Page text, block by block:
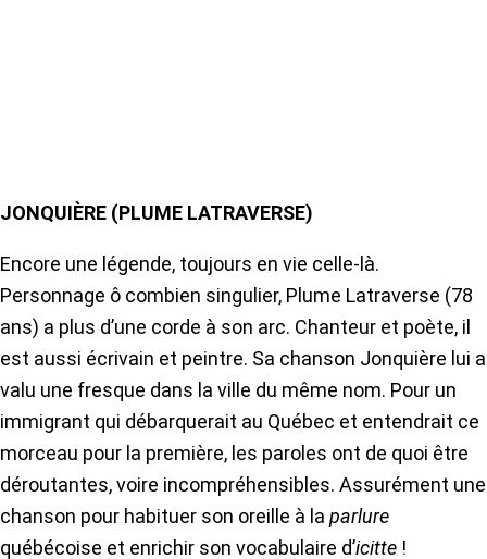
JONQUIÈRE (PLUME LATRAVERSE)
Encore une légende, toujours en vie celle-là.
Personnage ô combien singulier, Plume Latraverse (78
ans) a plus d’une corde à son arc. Chanteur et poète, il
est aussi écrivain et peintre. Sa chanson Jonquière lui a
valu une fresque dans la ville du même nom. Pour un
immigrant qui débarquerait au Québec et entendrait ce
morceau pour la première, les paroles ont de quoi être
déroutantes, voire incompréhensibles. Assurément une
chanson pour habituer son oreille à la parlure
québécoise et enrichir son vocabulaire d’icitte !